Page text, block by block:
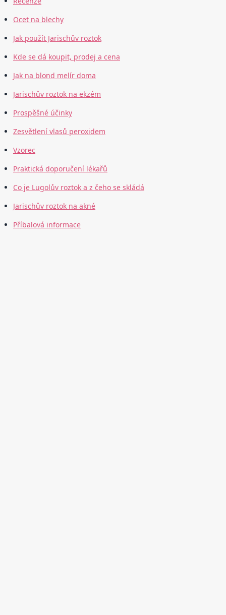
Ocet na blechy
Jak použít Jarischův roztok
Kde se dá koupit, prodej a cena
Jak na blond melír doma
Jarischův roztok na ekzém
Prospěšné účinky
Zesvětlení vlasů peroxidem
Vzorec
Praktická doporučení lékařů
Co je Lugolův roztok a z čeho se skládá
Jarischův roztok na akné
Příbalová informace